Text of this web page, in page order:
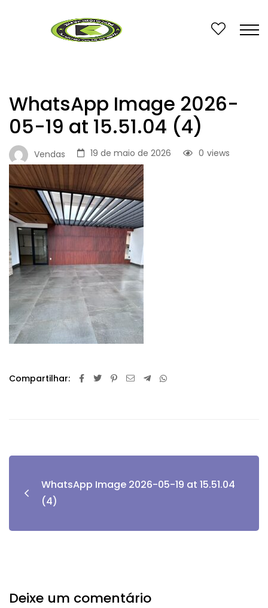
WhatsApp Image 2026-
05-19 at 15.51.04 (4)
Vendas 19 de maio de 2026 views
0
Compartilhar:
WhatsApp Image 2026-05-19 at 15.51.04
(4)
Deixe um comentário